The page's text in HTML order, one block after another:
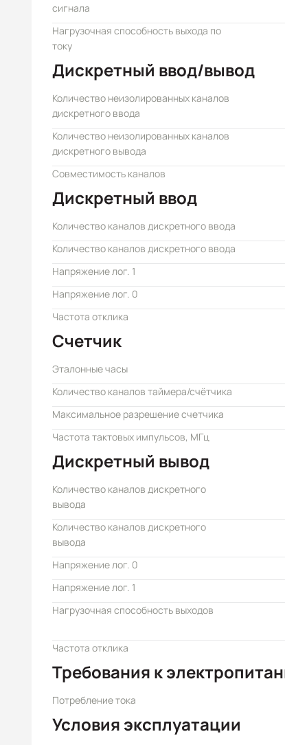
сигнала
Нагрузочная способность выхода по
току
Дискретный ввод/вывод
Количество неизолированных каналов
дискретного ввода
Количество неизолированных каналов
дискретного вывода
Совместимость каналов
Дискретный ввод
Количество каналов дискретного ввода
Количество каналов дискретного ввода
Напряжение лог. 1
Напряжение лог. 0
Частота отклика
Счетчик
Эталонные часы
Количество каналов таймера/счётчика
Максимальное разрешение счетчика
Частота тактовых импульсов, МГц
Дискретный вывод
Количество каналов дискретного
вывода
Количество каналов дискретного
вывода
Напряжение лог. 0
Напряжение лог. 1
Нагрузочная способность выходов
Частота отклика
Требования к
Потребление тока
Условия эксплуатации